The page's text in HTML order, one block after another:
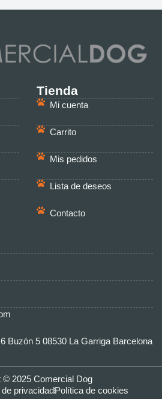
Tienda
Mi cuenta
Carrito
Mis pedidos
Lista de deseos
Contacto
Buzón 5 08530 La Garriga Barcelona
© 2025 Comercial Dog
privacidadPolítica de cookies